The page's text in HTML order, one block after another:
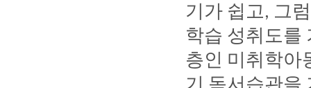
기가 쉽고, 그
학습 성취도를
층인 미취학아
기
독서습관을